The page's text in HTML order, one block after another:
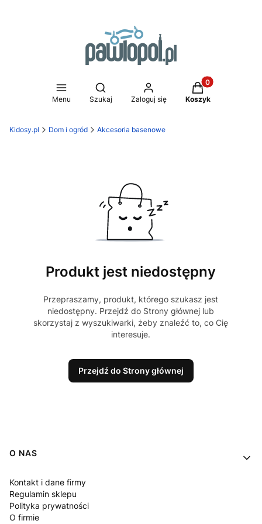
Menu
Otwórz wyszukiwarkę
Szukaj Zaloguj się
Produkty w
Koszyk
Kidosy.pl Dom i ogród Akcesoria basenowe
Produkt jest niedostępny
Przepraszamy, produkt, którego szukasz jest
niedostępny. Przejdź do Strony głównej lub
skorzystaj z wyszukiwarki, żeby znaleźć to, co Cię
interesuje.
Przejdź do Strony głównej
Linki w stopce
O NAS
Kontakt i dane firmy
Regulamin sklepu
Polityka prywatności
O firmie